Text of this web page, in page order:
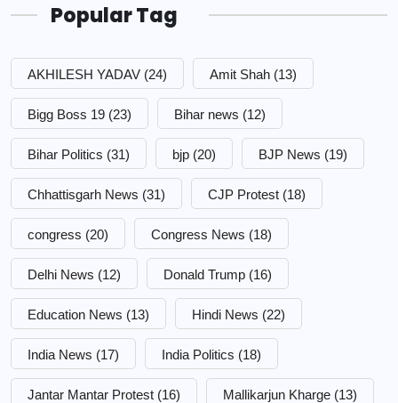
Popular Tag
AKHILESH YADAV (24) Amit Shah (13)
Bigg Boss 19 (23) Bihar news (12)
Bihar Politics (31) bjp (20) BJP News (19)
Chhattisgarh News (31) CJP Protest (18)
congress (20) Congress News (18)
Delhi News (12) Donald Trump (16)
Education News (13) Hindi News (22)
India News (17) India Politics (18)
Jantar Mantar Protest (16) Mallikarjun Kharge (13)